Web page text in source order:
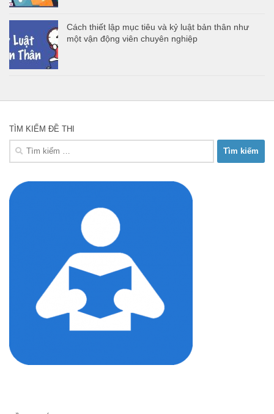
Cách thiết lập mục tiêu và kỷ luật bản thân như
một vận động viên chuyên nghiệp
TÌM KIẾM ĐỀ THI
Tìm